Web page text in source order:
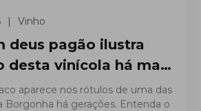
Vinho
deus pagão ilustra
desta vinícola há mais
aparece nos rótulos de uma das
Borgonha há gerações. Entenda o